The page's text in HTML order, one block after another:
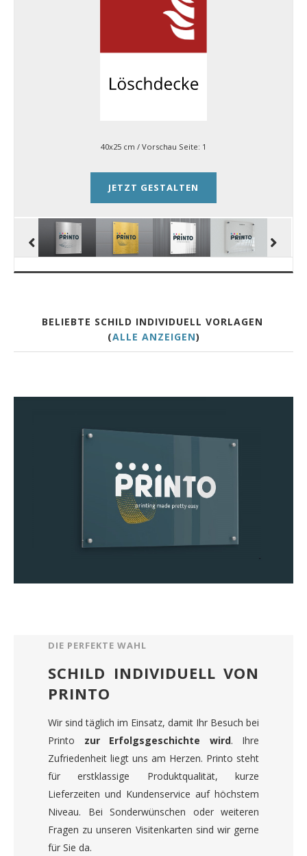
40x25 cm / Vorschau Seite: 1
JETZT GESTALTEN
BELIEBTE SCHILD INDIVIDUELL VORLAGEN
(ALLE ANZEIGEN)
DIE PERFEKTE WAHL
SCHILD INDIVIDUELL VON
PRINTO
Wir sind täglich im Einsatz, damit Ihr Besuch bei
Printo zur Erfolgsgeschichte wird. Ihre
Zufriedenheit liegt uns am Herzen. Printo steht
für erstklassige Produktqualität, kurze
Lieferzeiten und Kundenservice auf höchstem
Niveau. Bei Sonderwünschen oder weiteren
Fragen zu unseren Visitenkarten sind wir gerne
für Sie da.